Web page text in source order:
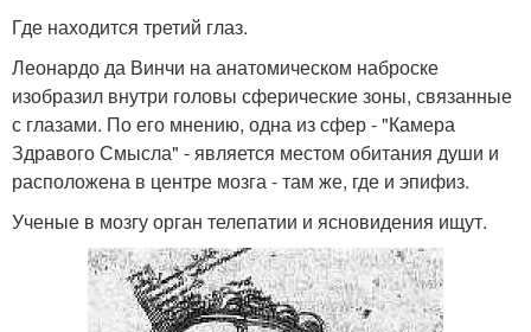
Где находится третий глаз.
Леонардо да Винчи на анатомическом наброске
изобразил внутри головы сферические зоны, связанные
с глазами. По его мнению, одна из сфер - "Камера
Здравого Смысла" - является местом обитания души и
расположена в центре мозга - там же, где и эпифиз.
Ученые в мозгу орган телепатии и ясновидения ищут.